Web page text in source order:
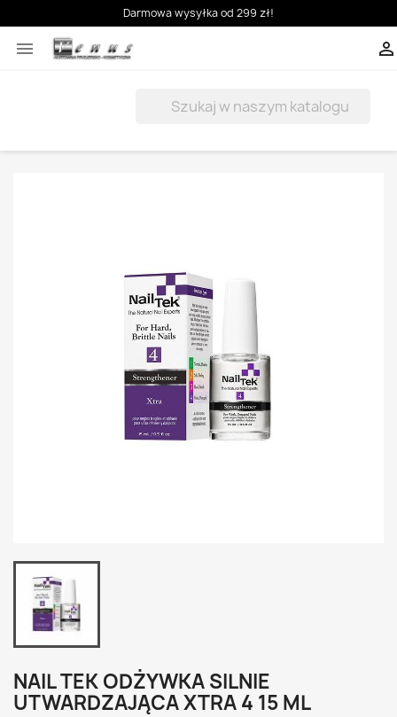
Darmowa wysyłka od 299 zł!
 
NAIL TEK ODŻYWKA SILNIE
UTWARDZAJĄCA XTRA 4 15 ML